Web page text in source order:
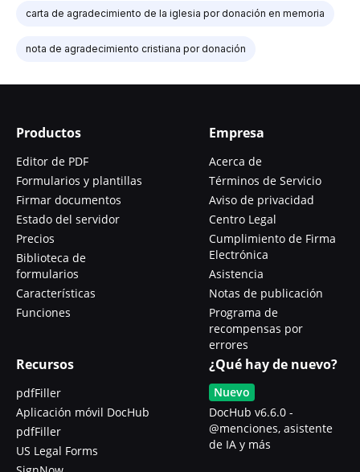
carta de agradecimiento de la iglesia por donación en memoria
nota de agradecimiento cristiana por donación
Productos
Editor de PDF
Formularios y plantillas
Firmar documentos
Estado del servidor
Precios
Biblioteca de
formularios
Características
Funciones
Empresa
Acerca de
Términos de Servicio
Aviso de privacidad
Centro Legal
Cumplimiento de Firma
Electrónica
Asistencia
Notas de publicación
Programa de
recompensas por
errores
Recursos
pdfFiller
Aplicación móvil DocHub
pdfFiller
US Legal Forms
¿Qué hay de nuevo?
Nuevo
DocHub v6.6.0 -
@menciones, asistente
de IA y más